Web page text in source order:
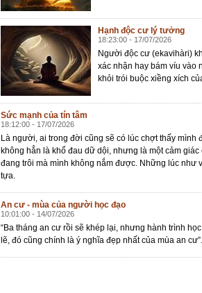
Hạnh độc cư lý tưởng
18:23:00 - 17/07/2026
Người độc cư (ekavihàri)
xác nhận hay bám víu vào
khỏi trói buộc xiềng xích
Sức mạnh của tín tâm
18:12:00 - 17/07/2026
Là người, ai trong đời cũng sẽ có lúc chợt thấy
không hẳn là khổ đau dữ dội, nhưng là một cảm
đang trôi mà mình không nắm được. Những lúc như
tựa.
An cư - mùa của người học đạo
10:01:00 - 14/07/2026
“Ba tháng an cư rồi sẽ khép lại, nhưng hành trình
lẽ, đó cũng chính là ý nghĩa đẹp nhất của mùa an cư”.